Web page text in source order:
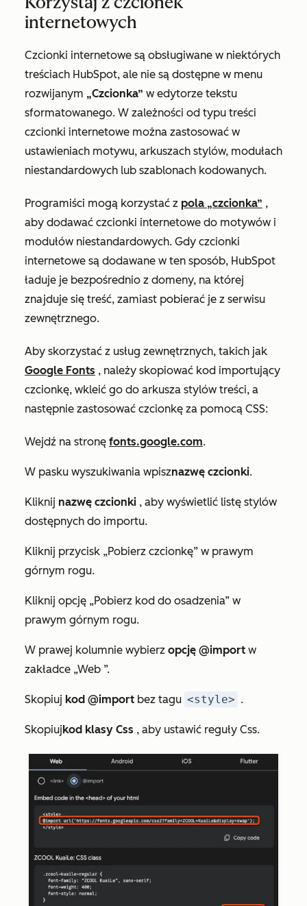
internetowych
Czcionki internetowe są obsługiwane w niektórych
treściach HubSpot, ale nie są dostępne w menu
rozwijanym „Czcionka” w edytorze tekstu
sformatowanego. W zależności od typu treści
czcionki internetowe można zastosować w
ustawieniach motywu, arkuszach stylów, modułach
niestandardowych lub szablonach kodowanych.
Programiści mogą korzystać z pola „czcionka” ,
aby dodawać czcionki internetowe do motywów i
modułów niestandardowych. Gdy czcionki
internetowe są dodawane w ten sposób, HubSpot
ładuje je bezpośrednio z domeny, na której
znajduje się treść, zamiast pobierać je z serwisu
zewnętrznego.
Aby skorzystać z usług zewnętrznych, takich jak
Google Fonts , należy skopiować kod importujący
czcionkę, wkleić go do arkusza stylów treści, a
następnie zastosować czcionkę za pomocą CSS:
Wejdź na stronę fonts.google.com.
W pasku wyszukiwania wpisznazwę czcionki.
Kliknij nazwę czcionki , aby wyświetlić listę stylów
dostępnych do importu.
Kliknij przycisk „Pobierz czcionkę” w prawym
górnym rogu.
Kliknij opcję „Pobierz kod do osadzenia” w
prawym górnym rogu.
W prawej kolumnie wybierz opcję @import w
zakładce „Web ”.
Skopiuj kod @import bez tagu <style> .
Skopiujkod klasy Css , aby ustawić reguły Css.